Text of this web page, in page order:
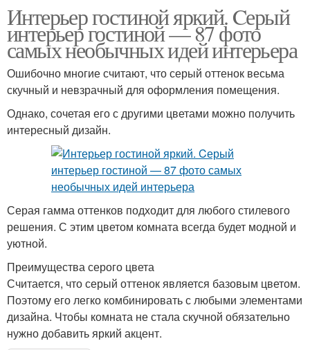
Интерьер гостиной яркий. Cерый
интерьер гостиной — 87 фото
самых необычных идей интерьера
Ошибочно многие считают, что серый оттенок весьма
скучный и невзрачный для оформления помещения.
Однако, сочетая его с другими цветами можно получить
интересный дизайн.
Серая гамма оттенков подходит для любого стилевого
решения. С этим цветом комната всегда будет модной и
уютной.
Преимущества серого цвета
Считается, что серый оттенок является базовым цветом.
Поэтому его легко комбинировать с любыми элементами
дизайна. Чтобы комната не стала скучной обязательно
нужно добавить яркий акцент.